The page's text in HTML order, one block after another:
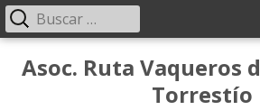
Asoc. Ruta Vaqueros
Torrestío
Menú
principal
Buscar: